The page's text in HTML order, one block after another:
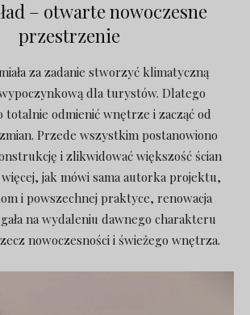
– otwarte nowoczesne
przestrzenie
za zadanie stworzyć klimatyczną
dla turystów. Dlatego
totalnie odmienić wnętrze i zacząć od
Przede wszystkim postanowiono
i zlikwidować większość ścian
więcej, jak mówi sama autorka projektu,
i powszechnej praktyce, renowacja
na wydaleniu dawnego charakteru
nowoczesności i świeżego wnętrza.